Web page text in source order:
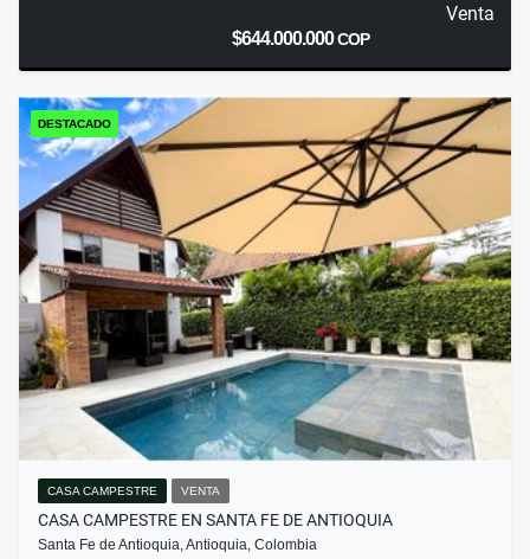
Venta
$644.000.000COP
DESTACADO
CASA CAMPESTRE VENTA
CASA CAMPESTRE EN SANTA FE DE ANTIOQUIA
Santa Fe de Antioquia, Antioquia, Colombia